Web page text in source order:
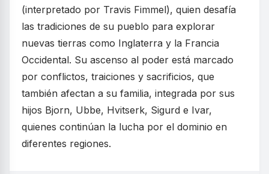
(interpretado por Travis Fimmel), quien desafía
las tradiciones de su pueblo para explorar
nuevas tierras como Inglaterra y la Francia
Occidental. Su ascenso al poder está marcado
por conflictos, traiciones y sacrificios, que
también afectan a su familia, integrada por sus
hijos Bjorn, Ubbe, Hvitserk, Sigurd e Ivar,
quienes continúan la lucha por el dominio en
diferentes regiones.